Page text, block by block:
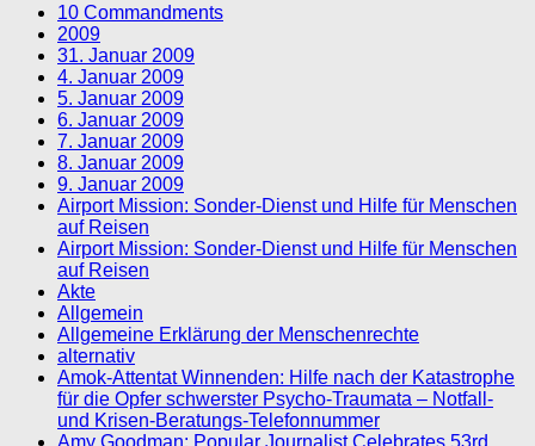
10 Commandments
2009
31. Januar 2009
4. Januar 2009
5. Januar 2009
6. Januar 2009
7. Januar 2009
8. Januar 2009
9. Januar 2009
Airport Mission: Sonder-Dienst und Hilfe für Menschen
auf Reisen
Airport Mission: Sonder-Dienst und Hilfe für Menschen
auf Reisen
Akte
Allgemein
Allgemeine Erklärung der Menschenrechte
alternativ
Amok-Attentat Winnenden: Hilfe nach der Katastrophe
für die Opfer schwerster Psycho-Traumata – Notfall-
und Krisen-Beratungs-Telefonnummer
Amy Goodman: Popular Journalist Celebrates 53rd